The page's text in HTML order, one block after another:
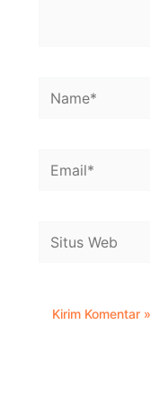
Name*
Email*
Situs